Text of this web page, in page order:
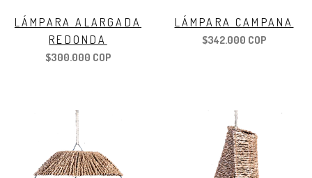
LÁMPARA ALARGADA
REDONDA
$300.000 COP
LÁMPARA CAMPANA
$342.000 COP